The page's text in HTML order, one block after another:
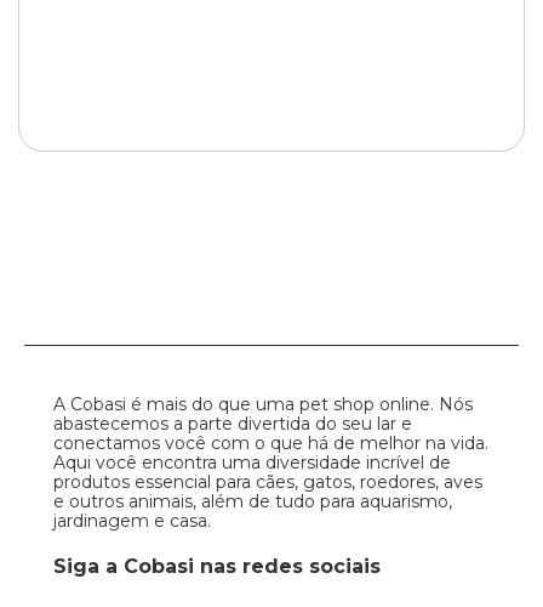
A Cobasi é mais do que uma pet shop online. Nós
abastecemos a parte divertida do seu lar e
conectamos você com o que há de melhor na vida.
Aqui você encontra uma diversidade incrível de
produtos essencial para cães, gatos, roedores, aves
e outros animais, além de tudo para aquarismo,
jardinagem e casa.
Siga a Cobasi nas redes sociais